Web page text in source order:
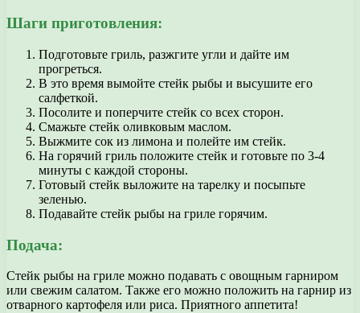
Шаги приготовления:
Подготовьте гриль, разжгите угли и дайте им
прогреться.
В это время вымойте стейк рыбы и высушите его
салфеткой.
Посолите и поперчите стейк со всех сторон.
Смажьте стейк оливковым маслом.
Выжмите сок из лимона и полейте им стейк.
На горячий гриль положите стейк и готовьте по 3-4
минуты с каждой стороны.
Готовый стейк выложите на тарелку и посыпьте
зеленью.
Подавайте стейк рыбы на гриле горячим.
Подача:
Стейк рыбы на гриле можно подавать с овощным гарниром
или свежим салатом. Также его можно положить на гарнир из
отварного картофеля или риса. Приятного аппетита!